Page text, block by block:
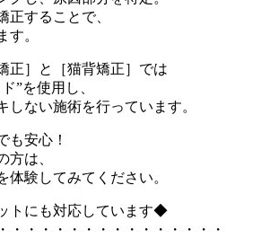
正することで、
す。
正］と［猫背矯正］では
”を使用し、
しない施術を行っています。
も安心！
方は、
体験してみてください。
トにも対応しています◆
・・・・・・・・・・・・・・・